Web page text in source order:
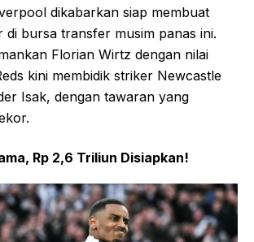
dikabarkan siap membuat
di bursa transfer musim panas ini.
Florian Wirtz dengan nilai
kini membidik striker Newcastle
Isak, dengan tawaran yang
Rp 2,6 Triliun Disiapkan!